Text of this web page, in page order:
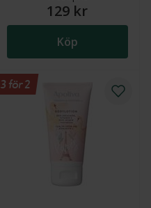
129 kr
Köp
3 för 2